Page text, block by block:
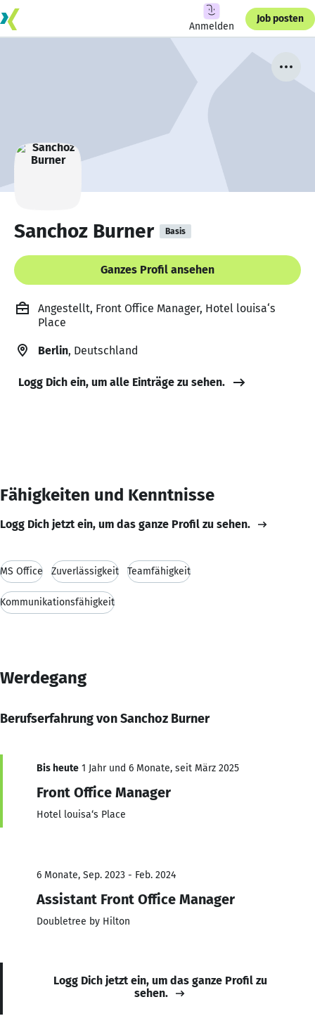
Anmelden
Job posten
Sanchoz Burner Basis
Ganzes Profil ansehen
Angestellt, Front Office Manager, Hotel louisa‘s
Place
Berlin, Deutschland
Logg Dich ein, um alle Einträge zu sehen.
Fähigkeiten und Kenntnisse
Logg Dich jetzt ein, um das ganze Profil zu sehen.
MS Office Zuverlässigkeit Teamfähigkeit
Kommunikationsfähigkeit
Werdegang
Berufserfahrung von Sanchoz Burner
Bis heute 1 Jahr und 6 Monate, seit März 2025
Front Office Manager
Hotel louisa‘s Place
6 Monate, Sep. 2023 - Feb. 2024
Assistant Front Office Manager
Doubletree by Hilton
Logg Dich jetzt ein, um das ganze Profil zu
sehen.